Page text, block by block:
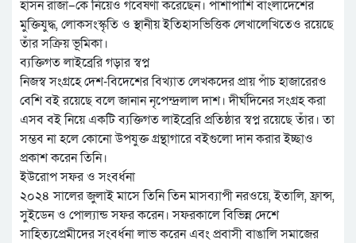
হাসন রাজা–কে নিয়েও গবেষণা করেছেন। পাশাপাশি বাংলাদেশের
মুক্তিযুদ্ধ, লোকসংস্কৃতি ও স্থানীয় ইতিহাসভিত্তিক লেখালেখিতেও রয়েছে
তাঁর সক্রিয় ভূমিকা।
ব্যক্তিগত লাইব্রেরি গড়ার স্বপ্ন
নিজস্ব সংগ্রহে দেশ-বিদেশের বিখ্যাত লেখকদের প্রায় পাঁচ হাজারেরও
বেশি বই রয়েছে বলে জানান নৃপেন্দ্রলাল দাশ। দীর্ঘদিনের সংগ্রহ করা
এসব বই নিয়ে একটি ব্যক্তিগত লাইব্রেরি প্রতিষ্ঠার স্বপ্ন রয়েছে তাঁর। তা
সম্ভব না হলে কোনো উপযুক্ত গ্রন্থাগারে বইগুলো দান করার ইচ্ছাও
প্রকাশ করেন তিনি।
ইউরোপ সফর ও সংবর্ধনা
২০২৪ সালের জুলাই মাসে তিনি তিন মাসব্যাপী নরওয়ে, ইতালি, ফ্রান্স,
সুইডেন ও পোল্যান্ড সফর করেন। সফরকালে বিভিন্ন দেশে
সাহিত্যপ্রেমীদের সংবর্ধনা লাভ করেন এবং প্রবাসী বাঙালি সমাজের